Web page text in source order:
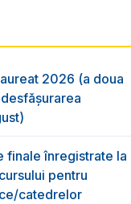
2026 (a doua
finale înregistrate la
pentru
catedrelor